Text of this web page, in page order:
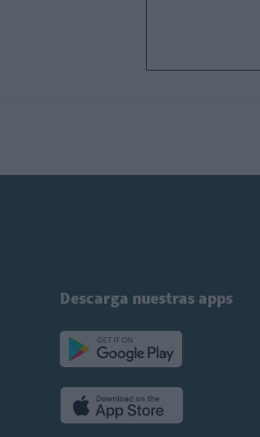
Descarga nuestras apps